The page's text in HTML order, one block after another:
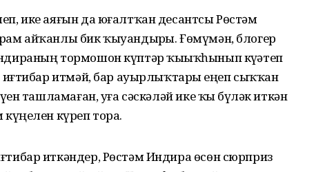
ике аяғын да юғалтҡан десантсы Рөстәм
айҡанлы бик ҡыуандырҙы. Ғөмүмән, блогер
тормошон күптәр ҡыҙыҡһынып күҙәтеп
итмәй, бар ауырлыҡтарҙы еңеп сыҡҡан
ташламаған, уға сәскәләй ике ҡыҙ бүләк иткән
күреп тора.
иткәндер, Рөстәм Индира өсөн сюрприз